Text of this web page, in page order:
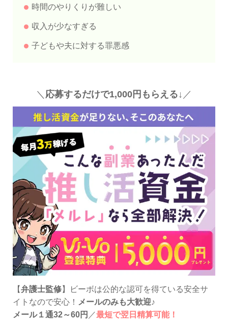
時間のやりくりが難しい
収入が少なすぎる
子どもや夫に対する罪悪感
＼ 応募するだけで1,000円もらえる↓ ／
【弁護士監修】ビーボは公的な認可を得ている安全サ
イトなので安心！ メールのみも大歓迎♪
メール１通32～60円 ／最短で翌日精算可能！